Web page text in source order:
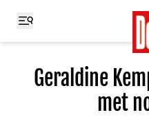
Geraldine
met